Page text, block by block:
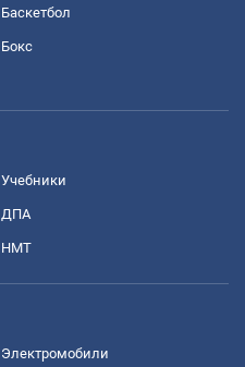
Баскетбол
Бокс
Учебники
ДПА
НМТ
Электромобили